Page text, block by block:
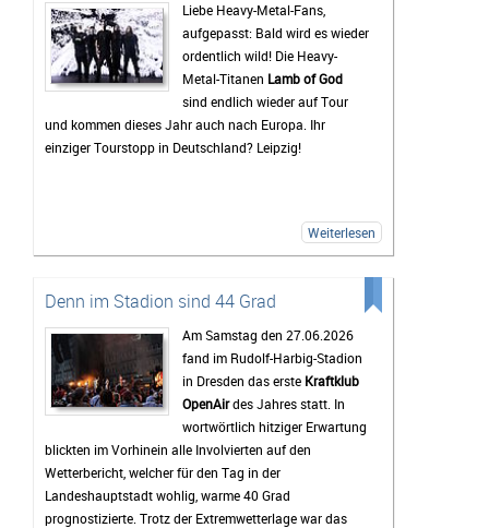
dem Programm, die Besucher vor den Bühnen zum
Feiern bringen sollen. Gerade die Headliner werden mit
Spannung erwartet, doch oft sind es auch die kleineren
Bands.
Mindestens genauso wichtig wie die Konzerte ist für
viele Gäste das Leben auf dem Campingplatz. Dort
beginnt das Festivalgefühl oft schon lange, bevor die
zwischendurch eine Pause vom Trubel braucht, kann
zu mehr als nur einem Musikfestival.
Bis zum Festival dauert es zwar noch etwas, doch die
Vorfreude wächst mit jedem Tag. Viele Tickets sind
bereits verkauft und die Erwartungen an das
Wochenende sind entsprechend hoch. Wenn das
Wetter mitspielt und die Stimmung so gut wird wie in
den vergangenen Jahren, dürfte das Highfield Festival
2026 wieder zu den Höhepunkten des Festivalsommers
gehören.
Liebe Heavy-Metal-Fans,
aufgepasst: Bald wird es wieder
ordentlich wild! Die Heavy-
Metal-Titanen Lamb of God
sind endlich wieder auf Tour
und kommen dieses Jahr auch nach Europa. Ihr
einziger Tourstopp in Deutschland? Leipzig!
Weiterlesen
Denn im Stadion sind 44 Grad
Am Samstag den 27.06.2026
fand im Rudolf-Harbig-Stadion
in Dresden das erste Kraftklub
OpenAirdes Jahres statt. In
wortwörtlich hitziger Erwartung
blickten im Vorhinein alle Involvierten auf den
Wetterbericht, welcher für den Tag in der
Landeshauptstadt wohlig, warme 40 Grad
prognostizierte. Trotz der Extremwetterlage war das